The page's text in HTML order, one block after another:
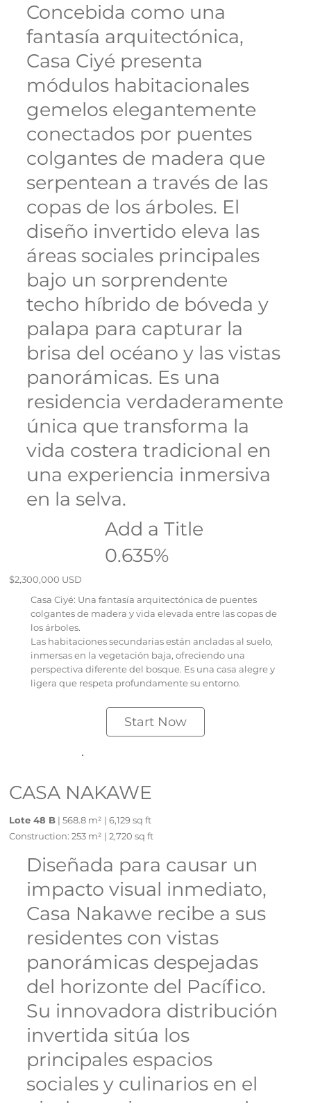
Concebida como una
fantasía arquitectónica,
Casa Ciyé presenta
módulos habitacionales
gemelos elegantemente
conectados por puentes
colgantes de madera que
serpentean a través de las
copas de los árboles. El
diseño invertido eleva las
áreas sociales principales
bajo un sorprendente
techo híbrido de bóveda y
palapa para capturar la
brisa del océano y las vistas
panorámicas. Es una
residencia verdaderamente
única que transforma la
vida costera tradicional en
una experiencia inmersiva
en la selva.
Add a Title
0.635%
$2,300,000 USD
Casa Ciyé: Una fantasía arquitectónica de puentes
colgantes de madera y vida elevada entre las copas de
los árboles.
Las habitaciones secundarias están ancladas al suelo,
inmersas en la vegetación baja, ofreciendo una
perspectiva diferente del bosque. Es una casa alegre y
ligera que respeta profundamente su entorno.
Start Now
CASA NAKAWE
Diseñada para causar un
impacto visual inmediato,
Casa Nakawe recibe a sus
residentes con vistas
panorámicas despejadas
del horizonte del Pacífico.
Su innovadora distribución
invertida sitúa los
principales espacios
sociales y culinarios en el
Lote 48 B | 568.8 m² | 6,129 sq ft
Construction: 253 m² | 2,720 sq ft